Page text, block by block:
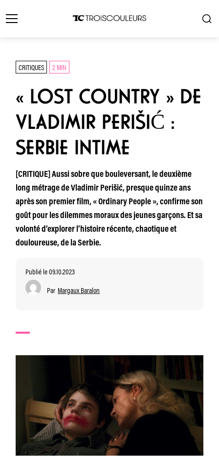
CRITIQUES 2 MIN
« LOST COUNTRY » DE
VLADIMIR PERIŠIĆ :
SERBIE INTIME
[CRITIQUE] Aussi sobre que bouleversant, le deuxième
long métrage de Vladimir Perišić, presque quinze ans
après son premier film, « Ordinary People », confirme son
goût pour les dilemmes moraux des jeunes garçons. Et sa
volonté d’explorer l’histoire récente, chaotique et
douloureuse, de la Serbie.
Publié le 09.10.2023
Par Margaux Baralon